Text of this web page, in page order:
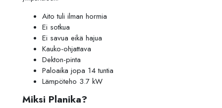
Aito tuli ilman hormia
Ei sotkua
Ei savua eikä hajua
Kauko-ohjattava
Dekton-pinta
Paloaika jopa 14 tuntia
Lämpöteho 3.7 kW
Miksi Planika?